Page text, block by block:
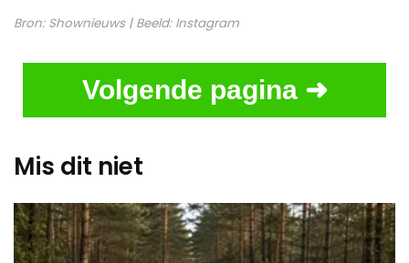
Bron: Shownieuws| Beeld: Instagram
Volgende pagina ➜
Mis dit niet